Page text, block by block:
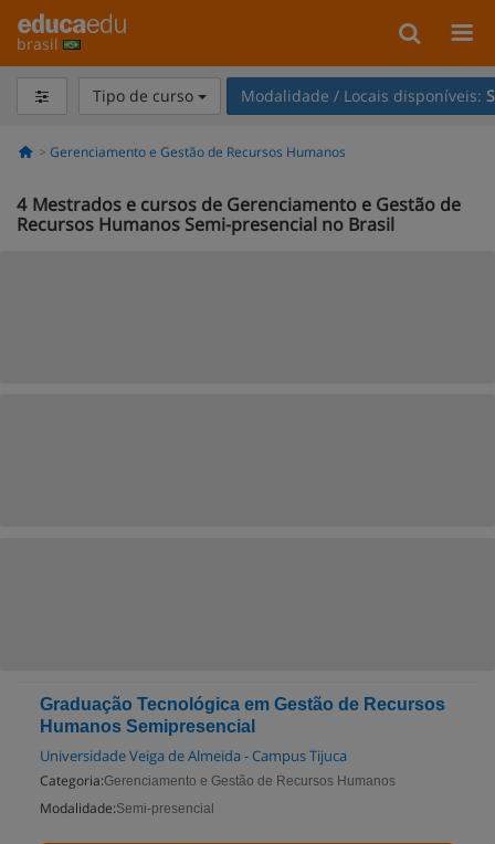
brasil
Tipo de curso Modalidade / Locais disponíveis:
Gerenciamento e Gestão de Recursos Humanos
4 Mestrados e cursos de Gerenciamento e Gestão de
Recursos Humanos Semi-presencial no Brasil
Graduação Tecnológica em Gestão de Recursos
Humanos Semipresencial
Universidade Veiga de Almeida - Campus Tijuca
Categoria:Gerenciamento e Gestão de Recursos Humanos
Modalidade:Semi-presencial